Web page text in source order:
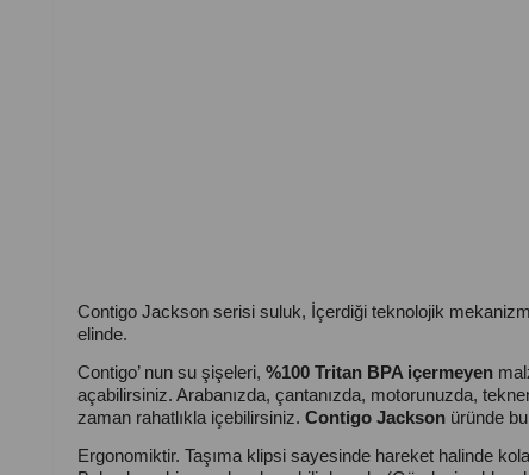
Contigo Jackson serisi suluk, İçerdiği teknolojik
elinde.
Contigo’ nun su şişeleri, %100 Tritan BPA içermeyen
açabilirsiniz. Arabanızda, çantanızda, motorunuzda,
zaman rahatlıkla içebilirsiniz. Contigo Jacksonüründe
Ergonomiktir. Taşıma klipsi sayesinde hareket halinde